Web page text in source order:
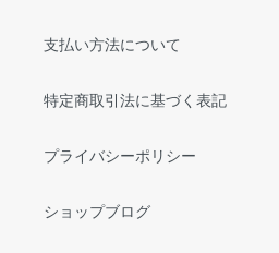
支払い方法について
特定商取引法に基づく表記
プライバシーポリシー
ショップブログ